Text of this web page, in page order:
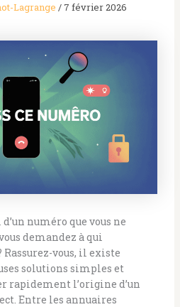
Lagrange / 7 février 2026
numéro que vous ne
demandez à qui
vous, il existe
solutions simples et
rapidement l’origine d’un
Entre les annuaires